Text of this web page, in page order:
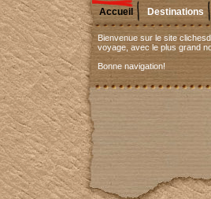
Accueil Destinations
Bienvenue sur le site
voyage, avec le plus grand
Bonne navigation!